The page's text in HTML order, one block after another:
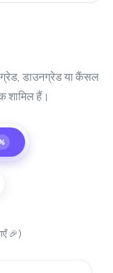
डाउनग्रेड या कैंसल
शामिल हैं।
🎉)